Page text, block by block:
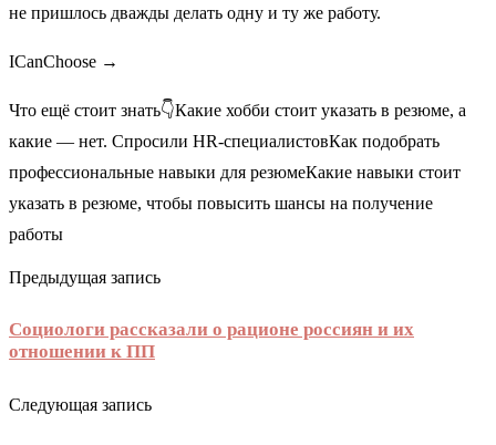
не пришлось дважды делать одну и ту же работу.
ICanChoose →
Что ещё стоит знать👇Какие хобби стоит указать в резюме, а
какие — нет. Спросили HR-специалистовКак подобрать
профессиональные навыки для резюмеКакие навыки стоит
указать в резюме, чтобы повысить шансы на получение
работы
Предыдущая запись
Социологи рассказали о рационе россиян и их
отношении к ПП
Следующая запись